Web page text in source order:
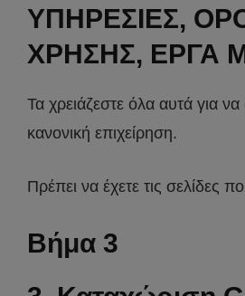
ΥΠΗΡΕΣΙΕΣ,
ΧΡΗΣΗΣ, ΕΡΓΑ
Τα χρειάζεστε όλα αυτά για να
κανονική επιχείρηση.
Πρέπει να έχετε τις σελίδες
Βήμα 3